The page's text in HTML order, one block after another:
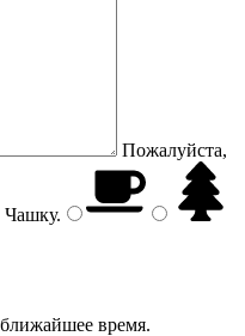
Пожалуйста,
Чашку.
время.